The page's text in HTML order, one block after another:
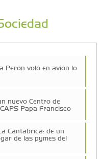
Perón voló en avión lo
nuevo Centro de
Papa Francisco
Cantábrica: de un
de las pymes del